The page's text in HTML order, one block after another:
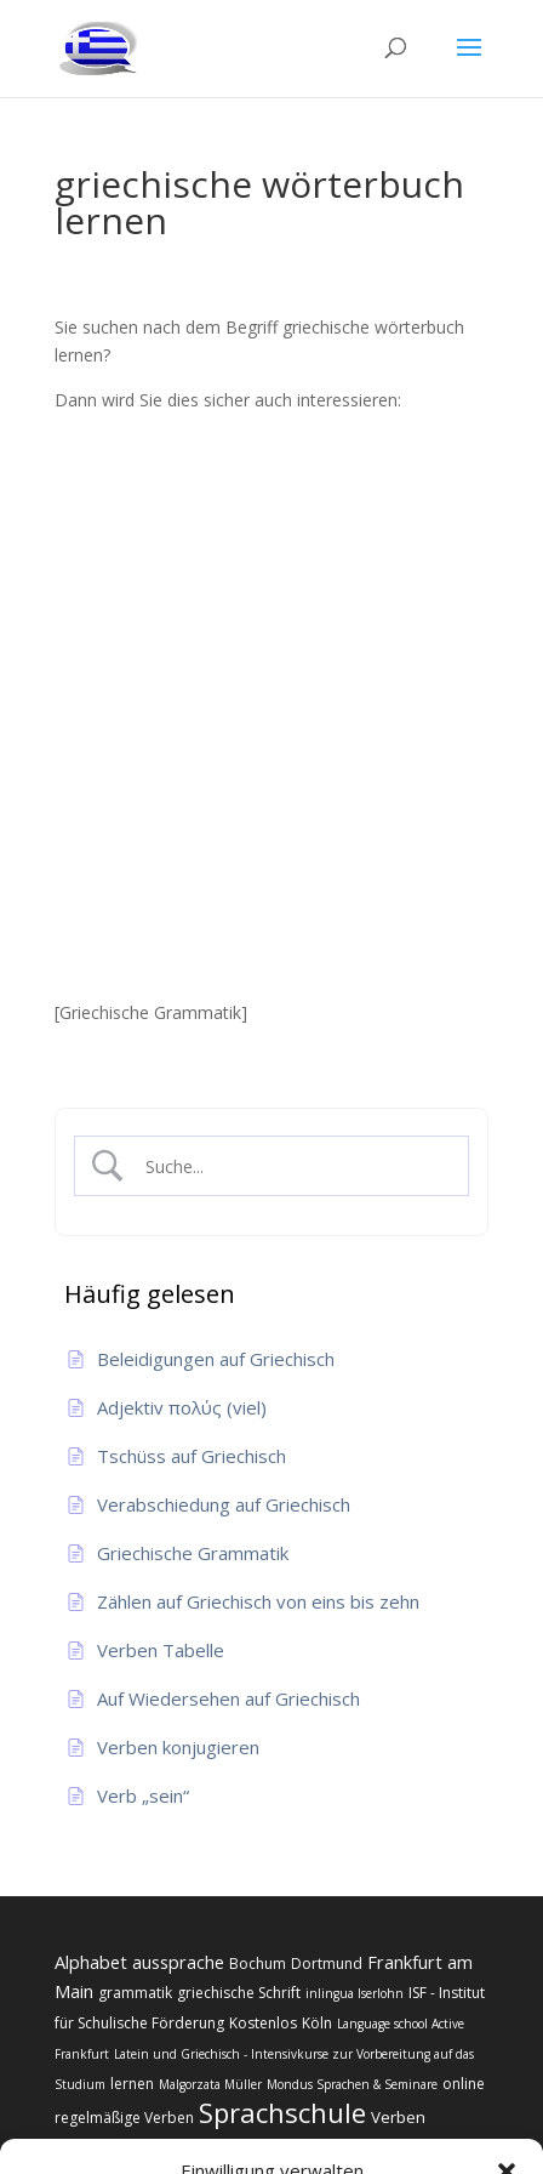
griechische wörterbuch
lernen
Sie suchen nach dem Begriff griechische wörterbuch
lernen?
Dann wird Sie dies sicher auch interessieren:
[Griechische Grammatik]
Häufig gelesen
Beleidigungen auf Griechisch
Adjektiv πολύς (viel)
Tschüss auf Griechisch
Verabschiedung auf Griechisch
Griechische Grammatik
Zählen auf Griechisch von eins bis zehn
Verben Tabelle
Auf Wiedersehen auf Griechisch
Verben konjugieren
Verb „sein“
Alphabet aussprache Bochum Dortmund Frankfurt am
Main grammatik griechische Schrift inlingua Iserlohn ISF - Institut
für Schulische Förderung Kostenlos Köln Language school Active
Frankfurt Latein und Griechisch - Intensivkurse zur Vorbereitung auf das
Studium lernen Malgorzata Müller Mondus Sprachen & Seminare online
regelmäßige Verben Sprachschule Verben